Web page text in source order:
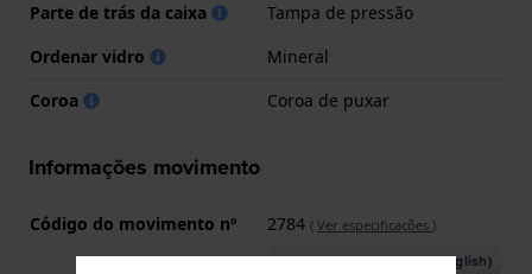
Parte de trás da caixa
Tampa de pressão
Ordenar vidro
Mineral
Coroa
Coroa de puxar
Informações movimento
Código do movimento nº 2784 ( Ver especificações )
Descarregar o manual (English)